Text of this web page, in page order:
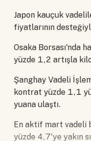
Japon kauçuk
fiyatlarının
Osaka Borsası'nda
yüzde 1,2 artışla
Şanghay Vadeli
kontrat yüzde 1,1
yuana ulaştı.
En aktif mart vadeli
yüzde 4,7'ye yakın